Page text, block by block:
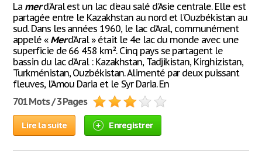
La merd'Aral est un lac d'eau salé d'Asie centrale. Elle est
partagée entre le Kazakhstan au nord et l'Ouzbékistan au
sud. Dans les années 1960, le lac d’Aral, communément
appelé « Merd’Aral » était le 4e lac du monde avec une
superficie de 66 458 km². Cinq pays se partagent le
bassin du lac d’Aral : Kazakhstan, Tadjikistan, Kirghizistan,
Turkménistan, Ouzbékistan. Alimenté par deux puissant
fleuves, l’Amou Daria et le Syr Daria. En
701 Mots / 3 Pages
Lire la suite Enregistrer